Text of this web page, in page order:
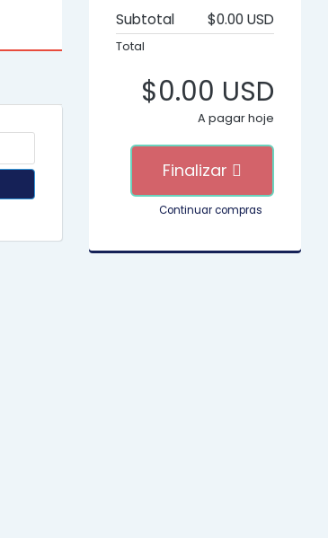
Subtotal $0.00 USD
Total
$0.00 USD
A pagar hoje
Finalizar
Continuar compras